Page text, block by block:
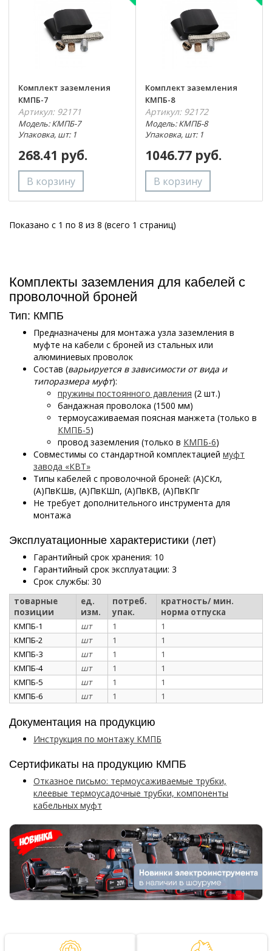
Комплект заземления
КМПБ-7
Артикул: 92171
Модель: КМПБ-7
Упаковка, шт: 1
268.41 руб.
Комплект заземления
КМПБ-8
Артикул: 92172
Модель: КМПБ-8
Упаковка, шт: 1
1046.77 руб.
Показано с 1 по 8 из 8 (всего 1 страниц)
Комплекты заземления для кабелей с
проволочной броней
Тип: КМПБ
Предназначены для монтажа узла заземления в
муфте на кабели с броней из стальных или
алюминиевых проволок
Состав (варьируется в зависимости от вида и
типоразмера муфт):
пружины постоянного давления (2 шт.)
бандажная проволока (1500 мм)
термоусаживаемая поясная манжета (только в
КМПБ-5)
провод заземления (только в КМПБ-6)
Совместимы со стандартной комплектацией муфт
завода «КВТ»
Типы кабелей с проволочной броней: (А)СКл,
(А)ПвКШв, (А)ПвКШп, (А)ПвКВ, (А)ПвКПг
Не требует дополнительного инструмента для
монтажа
Эксплуатационные характеристики (лет)
Гарантийный срок хранения: 10
Гарантийный срок эксплуатации: 3
Срок службы: 30
товарные
позиции
ед.
изм.
потреб.
упак.
кратность/ мин.
норма отпуска
КМПБ-1
шт 1
1
КМПБ-2
шт 1
1
КМПБ-3
шт 1
1
КМПБ-4
шт 1
1
КМПБ-5
шт 1
1
КМПБ-6
шт 1 1
Документация на продукцию
Инструкция по монтажу КМПБ
Сертификаты на продукцию КМПБ
Отказное письмо: термоусаживаемые трубки,
клеевые термоусадочные трубки, компоненты
кабельных муфт